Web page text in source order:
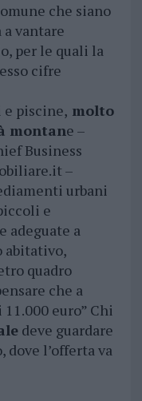
che siano
vantare
per le quali la
cifre
piscine, molto
montane –
Business
–
urbani
e
adeguate a
abitativo,
quadro
che a
euro” Chi
deve guardare
dove l’offerta va